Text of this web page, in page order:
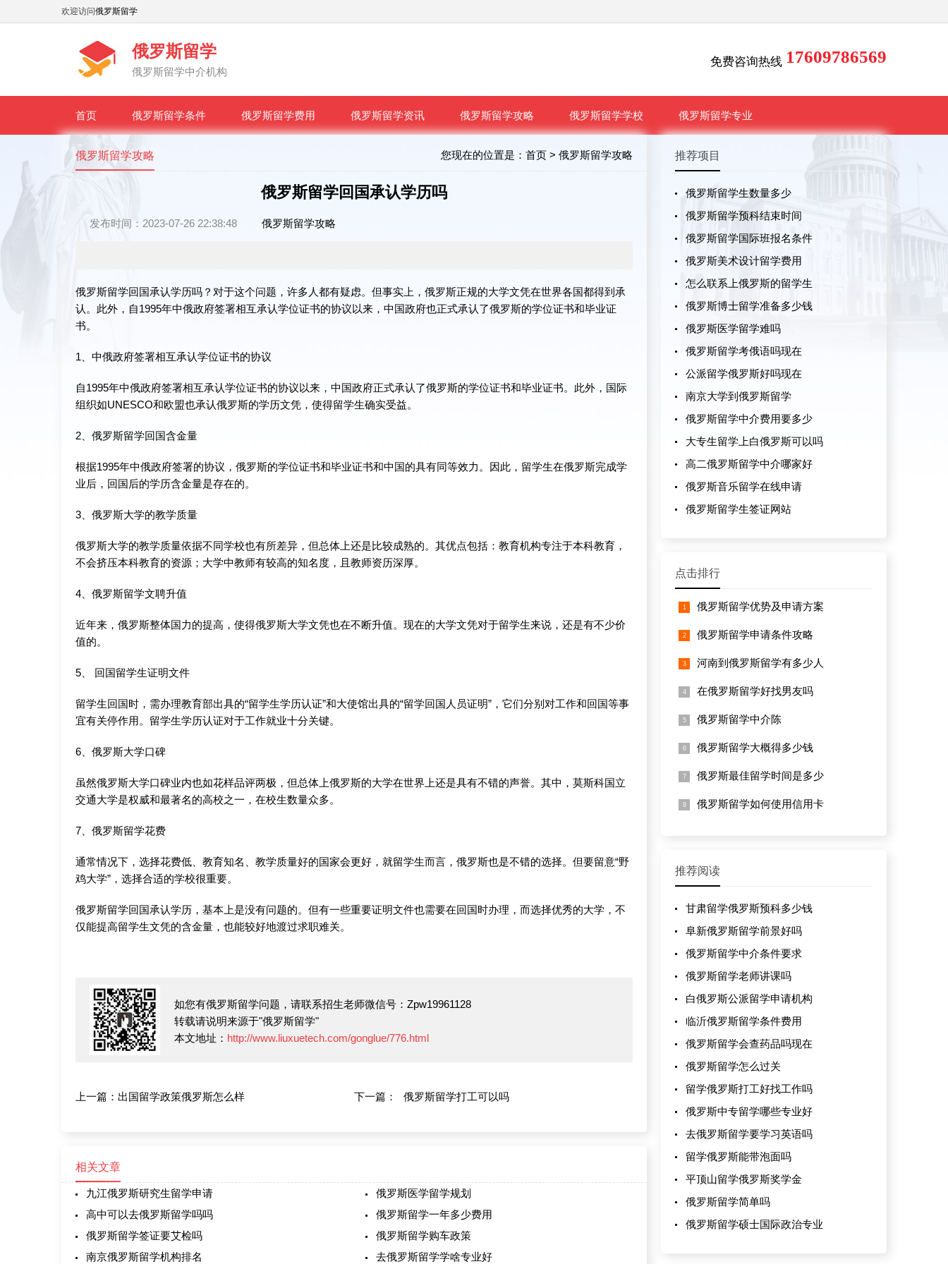
欢迎访问俄罗斯留学
免费咨询热线 17609786569
俄罗斯留学
俄罗斯留学中介机构
首页 俄罗斯留学条件 俄罗斯留学费用 俄罗斯留学资讯 俄罗斯留学攻略 俄罗斯留学学校 俄罗斯留学专业
您现在的位置是： 首页 > 俄罗斯留学攻略
俄罗斯留学攻略
俄罗斯留学回国承认学历吗
发布时间：2023-07-26 22:38:48 俄罗斯留学攻略
俄罗斯留学回国承认学历吗？对于这个问题，许多人都有疑虑。但事实上，俄罗斯正规的大学文凭在世界各国都得到承
认。此外，自1995年中俄政府签署相互承认学位证书的协议以来，中国政府也正式承认了俄罗斯的学位证书和毕业证
书。
1、中俄政府签署相互承认学位证书的协议
自1995年中俄政府签署相互承认学位证书的协议以来，中国政府正式承认了俄罗斯的学位证书和毕业证书。此外，国际
组织如UNESCO和欧盟也承认俄罗斯的学历文凭，使得留学生确实受益。
2、俄罗斯留学回国含金量
根据1995年中俄政府签署的协议，俄罗斯的学位证书和毕业证书和中国的具有同等效力。因此，留学生在俄罗斯完成学
业后，回国后的学历含金量是存在的。
3、俄罗斯大学的教学质量
俄罗斯大学的教学质量依据不同学校也有所差异，但总体上还是比较成熟的。其优点包括：教育机构专注于本科教育，
不会挤压本科教育的资源；大学中教师有较高的知名度，且教师资历深厚。
4、俄罗斯留学文聘升值
近年来，俄罗斯整体国力的提高，使得俄罗斯大学文凭也在不断升值。现在的大学文凭对于留学生来说，还是有不少价
值的。
5、 回国留学生证明文件
留学生回国时，需办理教育部出具的“留学生学历认证”和大使馆出具的“留学回国人员证明”，它们分别对工作和回国等事
宜有关停作用。留学生学历认证对于工作就业十分关键。
6、俄罗斯大学口碑
虽然俄罗斯大学口碑业内也如花样品评两极，但总体上俄罗斯的大学在世界上还是具有不错的声誉。其中，莫斯科国立
交通大学是权威和最著名的高校之一，在校生数量众多。
7、俄罗斯留学花费
通常情况下，选择花费低、教育知名、教学质量好的国家会更好，就留学生而言，俄罗斯也是不错的选择。但要留意“野
鸡大学”，选择合适的学校很重要。
俄罗斯留学回国承认学历，基本上是没有问题的。但有一些重要证明文件也需要在回国时办理，而选择优秀的大学，不
仅能提高留学生文凭的含金量，也能较好地渡过求职难关。
如您有俄罗斯留学问题，请联系招生老师微信号：Zpw19961128
转载请说明来源于"俄罗斯留学"
本文地址： http://www.liuxuetech.com/gonglue/776.html
上一篇： 出国留学政策俄罗斯怎么样 下一篇： 俄罗斯留学打工可以吗
相关文章
九江俄罗斯研究生留学申请
俄罗斯医学留学规划
高中可以去俄罗斯留学吗吗
俄罗斯留学一年多少费用
俄罗斯留学签证要艾检吗
俄罗斯留学购车政策
南京俄罗斯留学机构排名
去俄罗斯留学学啥专业好
推荐项目
俄罗斯留学生数量多少
俄罗斯留学预科结束时间
俄罗斯留学国际班报名条件
俄罗斯美术设计留学费用
怎么联系上俄罗斯的留学生
俄罗斯博士留学准备多少钱
俄罗斯医学留学难吗
俄罗斯留学考俄语吗现在
公派留学俄罗斯好吗现在
南京大学到俄罗斯留学
俄罗斯留学中介费用要多少
大专生留学上白俄罗斯可以吗
高二俄罗斯留学中介哪家好
俄罗斯音乐留学在线申请
俄罗斯留学生签证网站
点击排行
俄罗斯留学优势及申请方案
俄罗斯留学申请条件攻略
河南到俄罗斯留学有多少人
在俄罗斯留学好找男友吗
俄罗斯留学中介陈
俄罗斯留学大概得多少钱
俄罗斯最佳留学时间是多少
俄罗斯留学如何使用信用卡
推荐阅读
甘肃留学俄罗斯预科多少钱
阜新俄罗斯留学前景好吗
俄罗斯留学中介条件要求
俄罗斯留学老师讲课吗
白俄罗斯公派留学申请机构
临沂俄罗斯留学条件费用
俄罗斯留学会查药品吗现在
俄罗斯留学怎么过关
留学俄罗斯打工好找工作吗
俄罗斯中专留学哪些专业好
去俄罗斯留学要学习英语吗
留学俄罗斯能带泡面吗
平顶山留学俄罗斯奖学金
俄罗斯留学简单吗
俄罗斯留学硕士国际政治专业